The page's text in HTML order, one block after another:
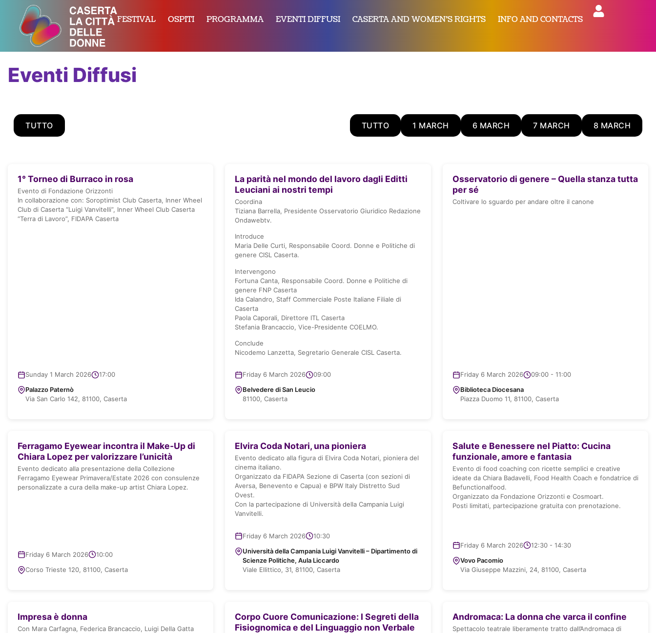
FESTIVAL OSPITI PROGRAMMA EVENTI DIFFUSI CASERTA AND WOMEN’S RIGHTS INFO AND CONTACTS
Eventi Diffusi
TUTTO TUTTO 1 MARCH 6 MARCH 7 MARCH 8 MARCH
1° Torneo di Burraco in rosa
Evento di Fondazione Orizzonti
In collaborazione con: Soroptimist Club Caserta, Inner Wheel
Club di Caserta “Luigi Vanvitelli”, Inner Wheel Club Caserta
“Terra di Lavoro”, FIDAPA Caserta
Sunday 1 March 2026
17:00
Palazzo Paternò
Via San Carlo 142, 81100, Caserta
La parità nel mondo del lavoro dagli Editti
Leuciani ai nostri tempi
Coordina
Tiziana Barrella, Presidente Osservatorio Giuridico Redazione
Ondawebtv.
Introduce
Maria Delle Curti, Responsabile Coord. Donne e Politiche di
genere CISL Caserta.
Intervengono
Fortuna Canta, Responsabile Coord. Donne e Politiche di
genere FNP Caserta
Ida Calandro, Staff Commerciale Poste Italiane Filiale di
Caserta
Paola Caporali, Direttore ITL Caserta
Stefania Brancaccio, Vice-Presidente COELMO.
Conclude
Nicodemo Lanzetta, Segretario Generale CISL Caserta.
Friday 6 March 2026
09:00
Belvedere di San Leucio
81100, Caserta
Osservatorio di genere – Quella stanza tutta
per sé
Coltivare lo sguardo per andare oltre il canone
Friday 6 March 2026
09:00 - 11:00
Biblioteca Diocesana
Piazza Duomo 11, 81100, Caserta
Ferragamo Eyewear incontra il Make-Up di
Chiara Lopez per valorizzare l’unicità
Evento dedicato alla presentazione della Collezione
Ferragamo Eyewear Primavera/Estate 2026 con consulenze
personalizzate a cura della make-up artist Chiara Lopez.
Friday 6 March 2026
10:00
Corso Trieste 120, 81100, Caserta
Elvira Coda Notari, una pioniera
Evento dedicato alla figura di Elvira Coda Notari, pioniera del
cinema italiano.
Organizzato da FIDAPA Sezione di Caserta (con sezioni di
Aversa, Benevento e Capua) e BPW Italy Distretto Sud
Ovest.
Con la partecipazione di Università della Campania Luigi
Vanvitelli.
Friday 6 March 2026
10:30
Università della Campania Luigi Vanvitelli – Dipartimento di
Scienze Politiche, Aula Liccardo
Viale Ellittico, 31, 81100, Caserta
Salute e Benessere nel Piatto: Cucina
funzionale, amore e fantasia
Evento di food coaching con ricette semplici e creative
ideate da Chiara Badavelli, Food Health Coach e fondatrice di
Befunctionalfood.
Organizzato da Fondazione Orizzonti e Cosmoart.
Posti limitati, partecipazione gratuita con prenotazione.
Friday 6 March 2026
12:30 - 14:30
Vovo Pacomio
Via Giuseppe Mazzini, 24, 81100, Caserta
Impresa è donna
Con Mara Carfagna, Federica Brancaccio, Luigi Della Gatta
Corpo Cuore Comunicazione: I Segreti della
Fisiognomica e del Linguaggio non Verbale
Andromaca: La donna che varca il confine
Spettacolo teatrale liberamente tratto dall’Andromaca di